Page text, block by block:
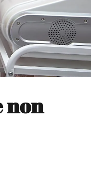
non